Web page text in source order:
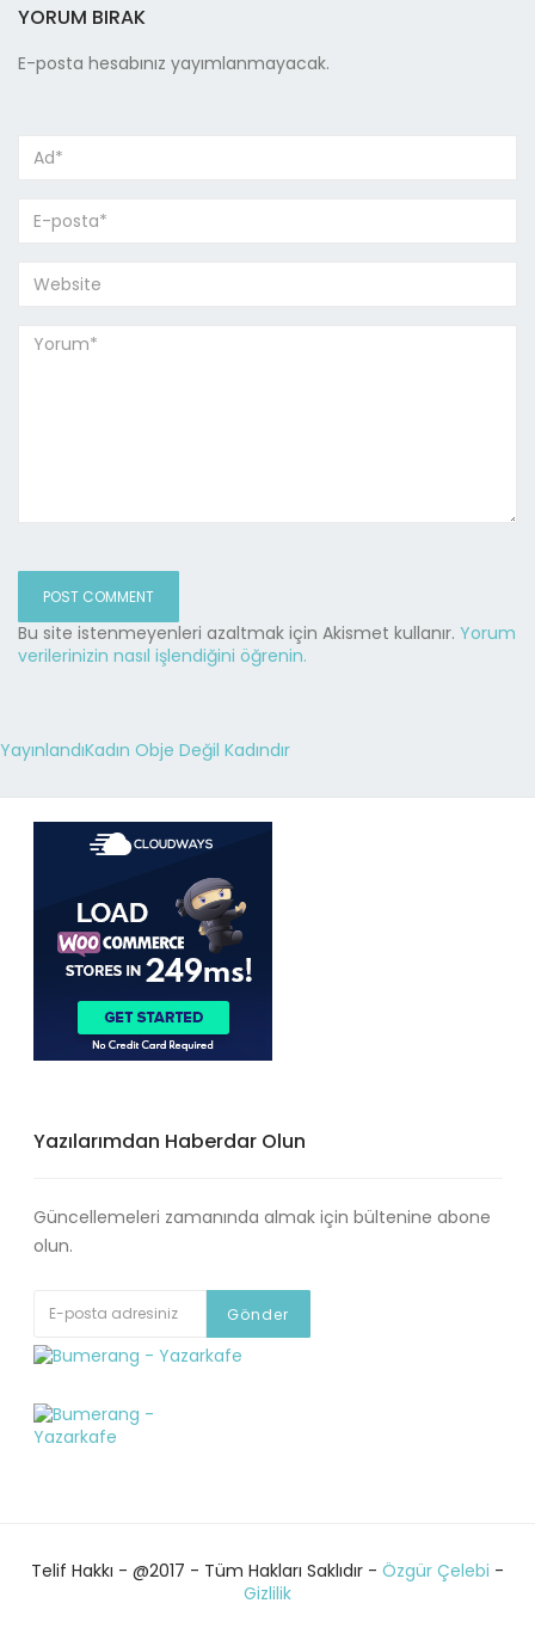
YORUM BIRAK
E-posta hesabınız yayımlanmayacak.
Bu site istenmeyenleri azaltmak için Akismet kullanır. Yorum
verilerinizin nasıl işlendiğini öğrenin.
YayınlandıKadın Obje Değil Kadındır
Yazılarımdan Haberdar Olun
Güncellemeleri zamanında almak için bültenine abone
olun.
Telif Hakkı - @2017 - Tüm Hakları Saklıdır - Özgür Çelebi -
Gizlilik